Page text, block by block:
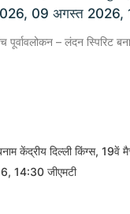
09 अगस्त
– लंदन स्पिरिट
केंद्रीय दिल्ली किंग्स, 19वें
14:30 जीएमटी